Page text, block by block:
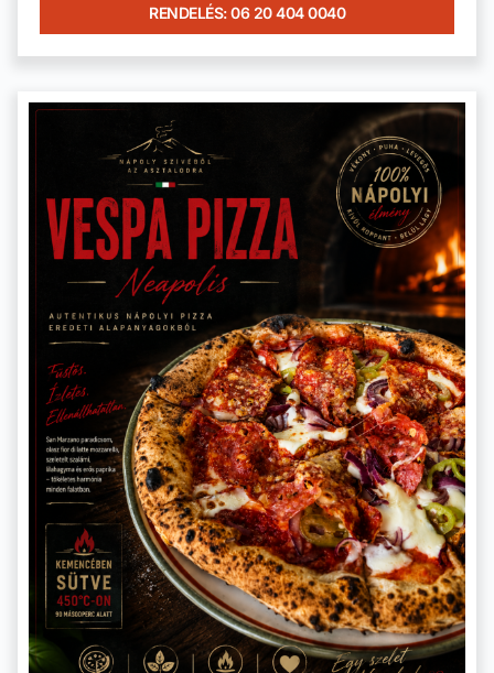
RENDELÉS: 06 20 404 0040